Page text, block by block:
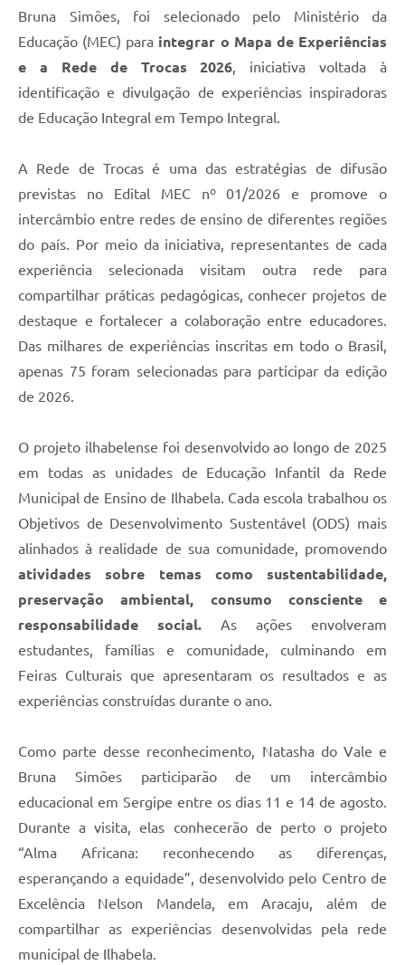
Bruna Simões, foi selecionado pelo Ministério da
Educação (MEC) para integrar o Mapa de Experiências
e a Rede de Trocas 2026, iniciativa voltada à
identificação e divulgação de experiências inspiradoras
de Educação Integral em Tempo Integral.
A Rede de Trocas é uma das estratégias de difusão
previstas no Edital MEC nº 01/2026 e promove o
intercâmbio entre redes de ensino de diferentes regiões
do país. Por meio da iniciativa, representantes de cada
experiência selecionada visitam outra rede para
compartilhar práticas pedagógicas, conhecer projetos de
destaque e fortalecer a colaboração entre educadores.
Das milhares de experiências inscritas em todo o Brasil,
apenas 75 foram selecionadas para participar da edição
de 2026.
O projeto ilhabelense foi desenvolvido ao longo de 2025
em todas as unidades de Educação Infantil da Rede
Municipal de Ensino de Ilhabela. Cada escola trabalhou os
Objetivos de Desenvolvimento Sustentável (ODS) mais
alinhados à realidade de sua comunidade, promovendo
atividades sobre temas como sustentabilidade,
preservação ambiental, consumo consciente e
responsabilidade social. As ações envolveram
estudantes, famílias e comunidade, culminando em
Feiras Culturais que apresentaram os resultados e as
experiências construídas durante o ano.
Como parte desse reconhecimento, Natasha do Vale e
Bruna Simões participarão de um intercâmbio
educacional em Sergipe entre os dias 11 e 14 de agosto.
Durante a visita, elas conhecerão de perto o projeto
“Alma Africana: reconhecendo as diferenças,
esperançando a equidade”, desenvolvido pelo Centro de
Excelência Nelson Mandela, em Aracaju, além de
compartilhar as experiências desenvolvidas pela rede
municipal de Ilhabela.